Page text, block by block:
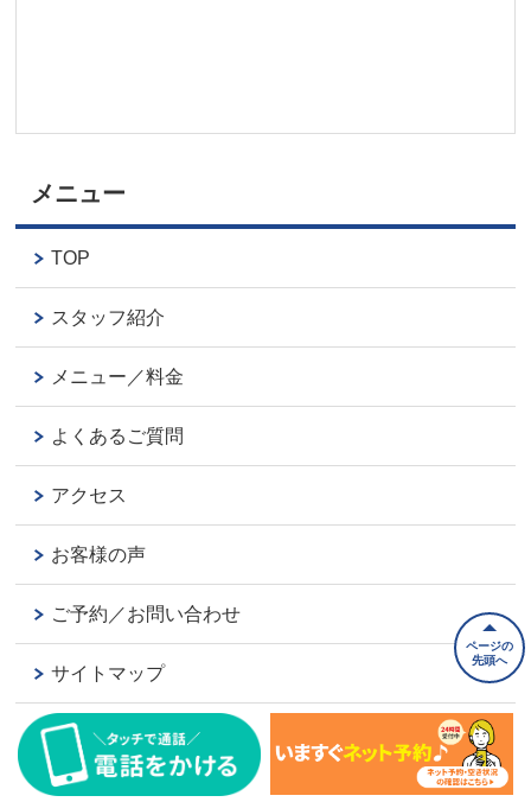
メニュー
TOP
スタッフ紹介
メニュー／料金
よくあるご質問
アクセス
お客様の声
ご予約／お問い合わせ
サイトマップ
プライバシーポリシー
ページの
先頭へ